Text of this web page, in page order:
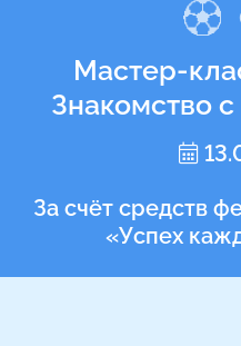
Мастер-
Знакомство
За счёт средств
«Успех